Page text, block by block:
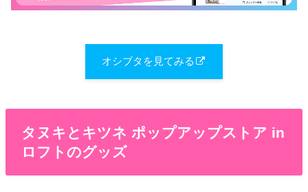
オシブタを見てみる
タヌキとキツネ ポップアップストア in
ロフトのグッズ